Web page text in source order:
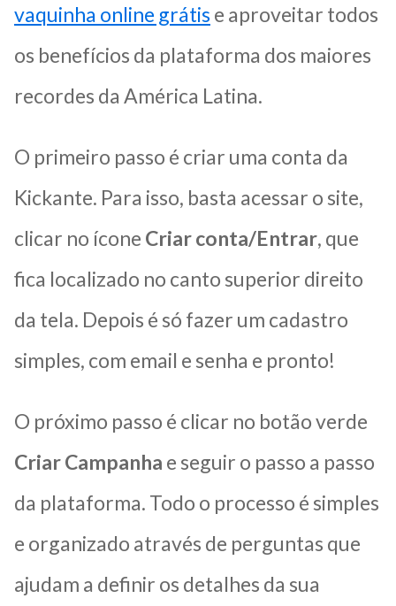
vaquinha online grátis e aproveitar todos
os benefícios da plataforma dos maiores
recordes da América Latina.
O primeiro passo é criar uma conta da
Kickante. Para isso, basta acessar o site,
clicar no ícone Criar conta/Entrar, que
fica localizado no canto superior direito
da tela. Depois é só fazer um cadastro
simples, com email e senha e pronto!
O próximo passo é clicar no botão verde
Criar Campanha e seguir o passo a passo
da plataforma. Todo o processo é simples
e organizado através de perguntas que
ajudam a definir os detalhes da sua